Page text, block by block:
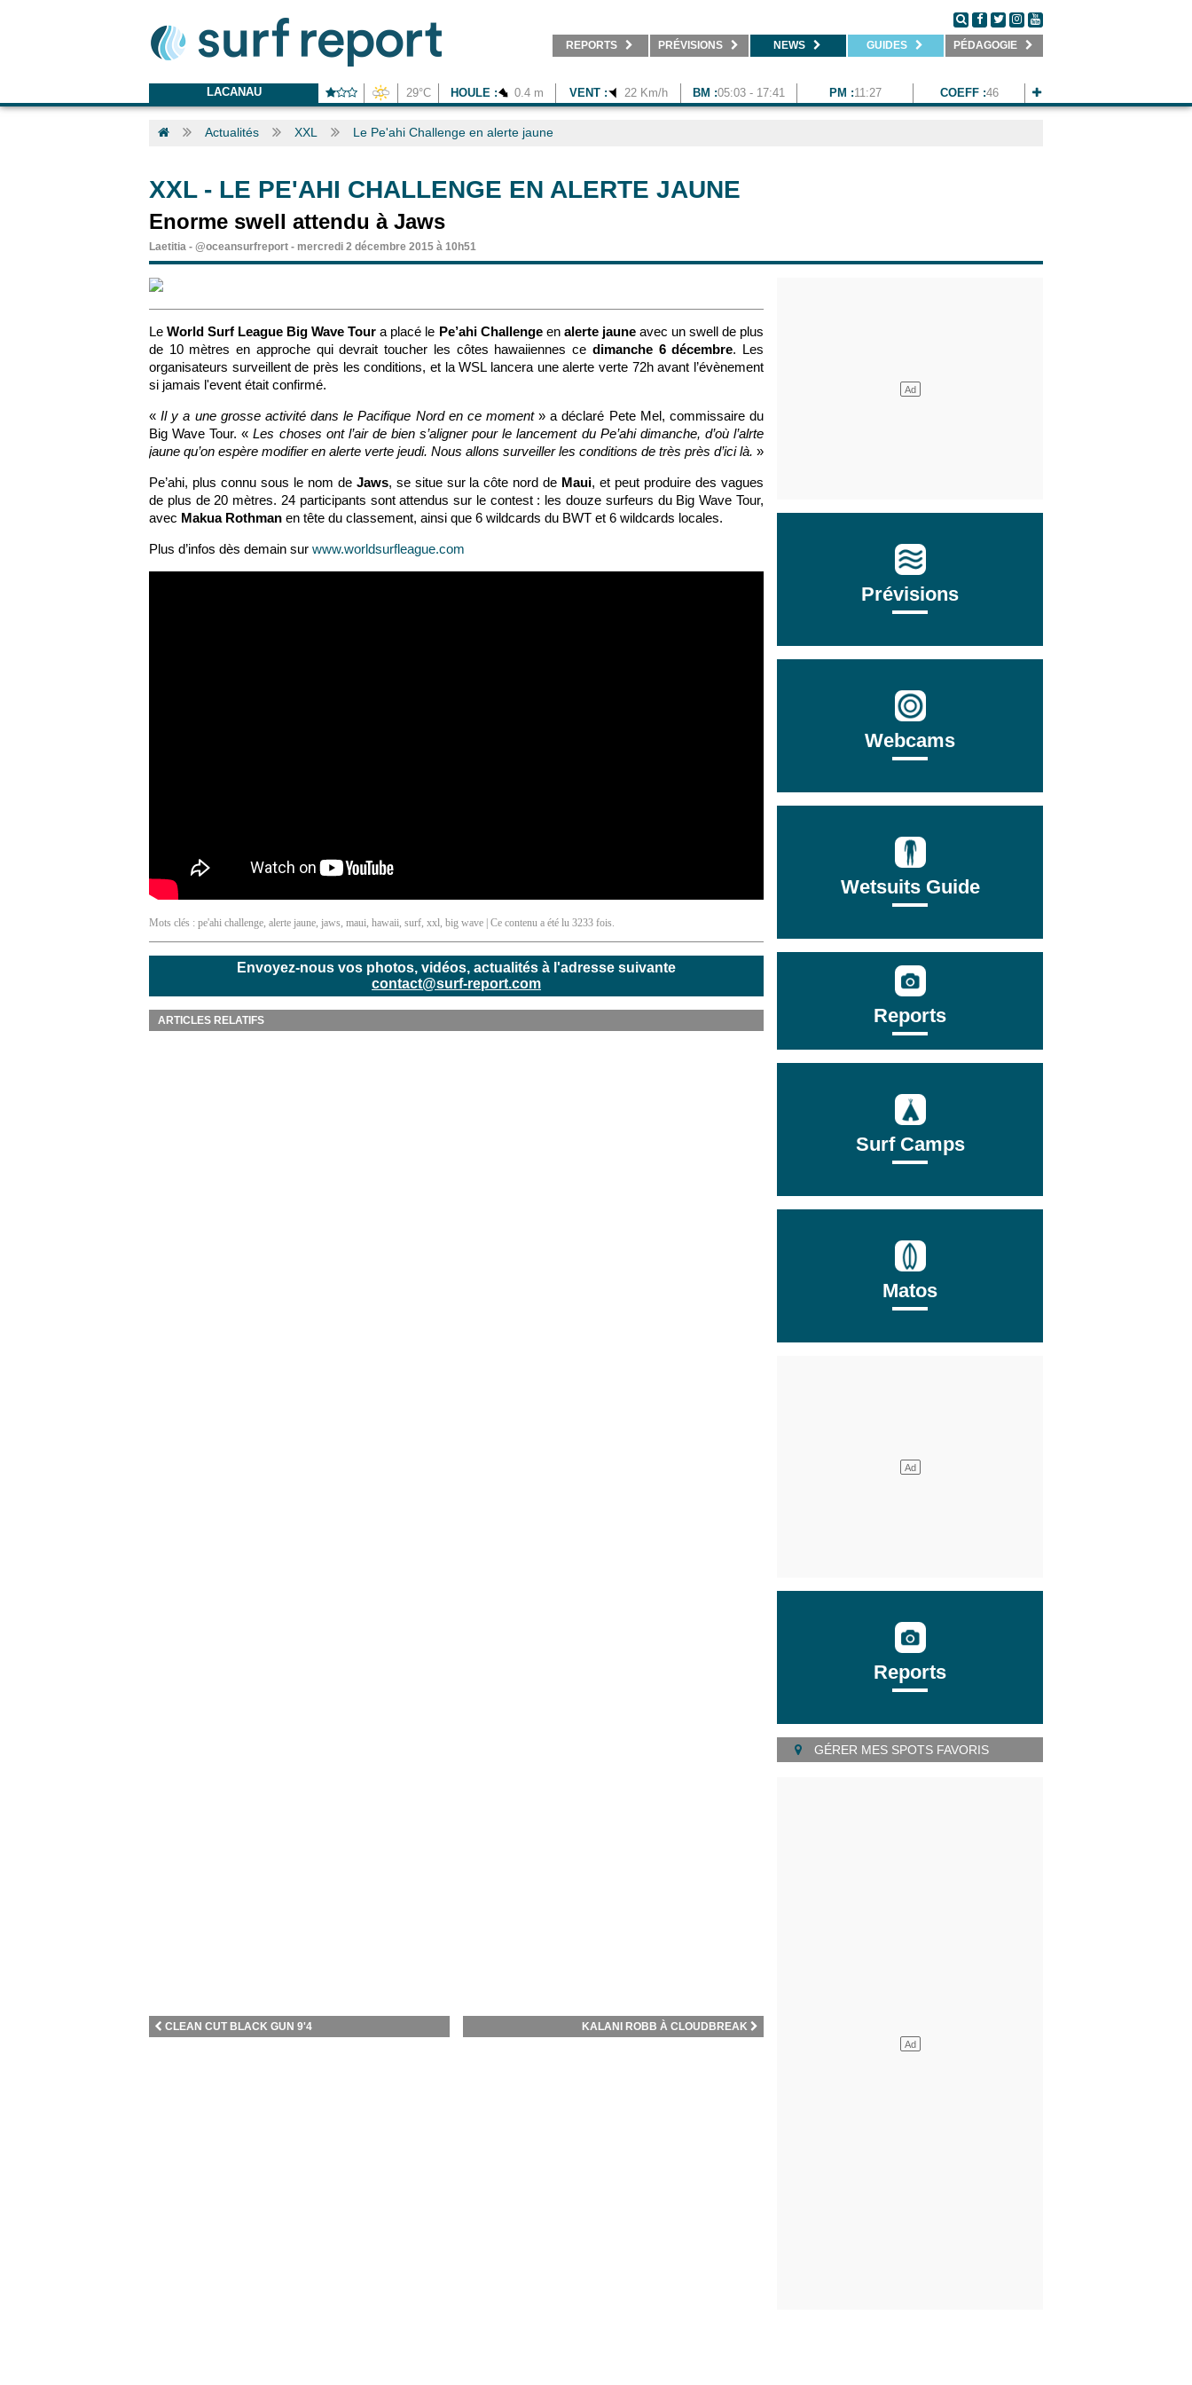
REPORTS PRÉVISIONS NEWS GUIDES PÉDAGOGIE
LACANAU 29°C HOULE : 0.4 m VENT : 22 Km/h BM :05:03 - 17:41 PM :11:27 COEFF :46
Actualités XXL Le Pe'ahi Challenge en alerte jaune
XXL- LE PE'AHI CHALLENGE EN ALERTE JAUNE
Enorme swell attendu à Jaws
Laetitia - @oceansurfreport - mercredi 2 décembre 2015 à 10h51
LeWorld Surf League Big Wave Tour a placé le Pe’ahi Challengeen alerte jauneavec un swell de plus
de 10 mètres en approche qui devrait toucher les côtes hawaiiennes ce dimanche 6 décembre. Les
organisateurs surveillent de près les conditions, et la WSL lancera une alerte verte 72h avant l’évènement
si jamais l'event était confirmé.
«Il y a une grosse activité dans le Pacifique Nord en ce moment» a déclaré Pete Mel, commissaire du
Big Wave Tour. «Les choses ont l’air de bien s’aligner pour le lancement du Pe’ahi dimanche, d’où l’alrte
jaune qu’on espère modifier en alerte verte jeudi. Nous allons surveiller les conditions de très près d’ici là. »
Pe’ahi, plus connu sous le nom de Jaws, se situe sur la côte nord de Maui, et peut produire des vagues
de plus de 20 mètres. 24 participants sont attendus sur le contest : les douze surfeurs du Big Wave Tour,
avec Makua Rothman en tête du classement, ainsi que 6 wildcards du BWT et 6 wildcards locales.
Plus d’infos dès demain sur www.worldsurfleague.com
Mots clés : pe'ahi challenge, alerte jaune, jaws, maui, hawaii, surf, xxl, big wave | Ce contenu a été lu 3233 fois.
Envoyez-nous vos photos, vidéos, actualités à l'adresse suivante
contact@surf-report.com
ARTICLES RELATIFS
KALANI ROBB À CLOUDBREAK
CLEAN CUT BLACK GUN 9'4
Prévisions
Webcams
Wetsuits Guide
Reports
Surf Camps
Matos
Reports
GÉRER MES SPOTS FAVORIS